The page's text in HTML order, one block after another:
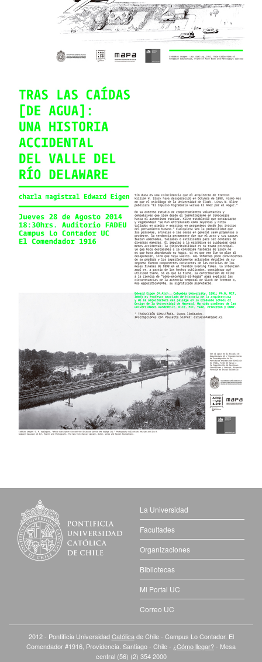
La Universidad
Facultades
Organizaciones
Bibliotecas
Mi Portal UC
Correo UC
2012 - Pontificia UniversidadCatólica de Chile - Campus Lo Contador. El
Comendador #1916, Providencia. Santiago - Chile - ¿Cómo llegar?- Mesa
central (56) (2) 354 2000